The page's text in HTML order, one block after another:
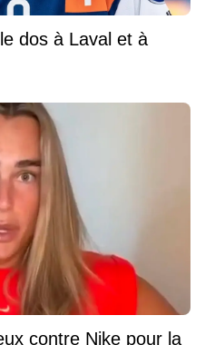
dos à Laval et à
contre Nike pour la